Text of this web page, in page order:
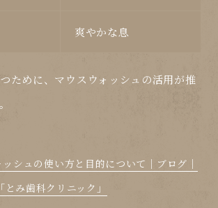
爽やかな息
ために、 マウスウォッシュ の活用が推
シュの使い方と目的について｜ブログ｜
み歯科クリニック」